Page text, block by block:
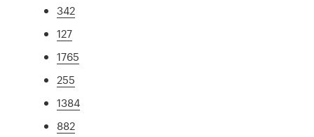
342
127
1765
255
1384
882